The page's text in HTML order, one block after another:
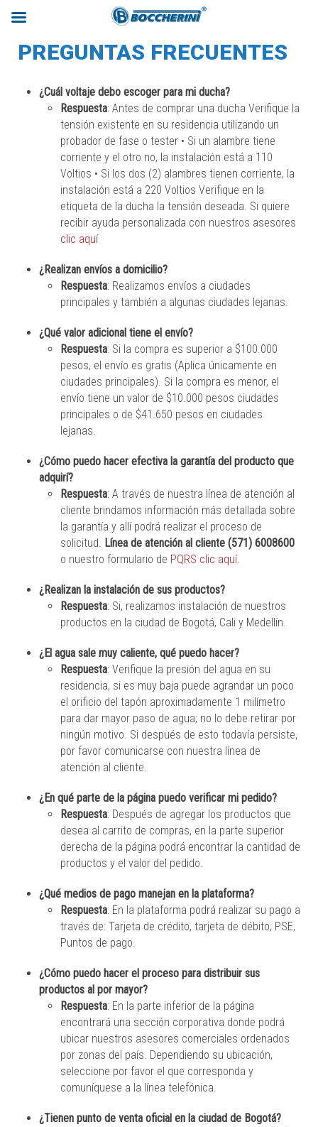
PREGUNTAS FRECUENTES
¿Cuál voltaje debo escoger para mi ducha?
Respuesta: Antes de comprar una ducha Verifique la
tensión existente en su residencia utilizando un
probador de fase o tester • Si un alambre tiene
corriente y el otro no, la instalación está a 110
Voltios • Si los dos (2) alambres tienen corriente, la
instalación está a 220 Voltios Verifique en la
etiqueta de la ducha la tensión deseada. Si quiere
recibir ayuda personalizada con nuestros asesores
clic aquí
¿Realizan envíos a domicilio?
Respuesta: Realizamos envíos a ciudades
principales y también a algunas ciudades lejanas.
¿Qué valor adicional tiene el envío?
Respuesta: Si la compra es superior a $100.000
pesos, el envío es gratis (Aplica únicamente en
ciudades principales). Si la compra es menor, el
envío tiene un valor de $10.000 pesos ciudades
principales o de $41.650 pesos en ciudades
lejanas.
¿Cómo puedo hacer efectiva la garantía del producto que
adquirí?
Respuesta: A través de nuestra línea de atención al
cliente brindamos información más detallada sobre
la garantía y allí podrá realizar el proceso de
solicitud. Línea de atención al cliente (571) 6008600
o nuestro formulario de PQRS clic aquí.
¿Realizan la instalación de sus productos?
Respuesta: Si, realizamos instalación de nuestros
productos en la ciudad de Bogotá, Cali y Medellín.
¿El agua sale muy caliente, qué puedo hacer?
Respuesta: Verifique la presión del agua en su
residencia, si es muy baja puede agrandar un poco
el orificio del tapón aproximadamente 1 milímetro
para dar mayor paso de agua; no lo debe retirar por
ningún motivo. Si después de esto todavía persiste,
por favor comunicarse con nuestra línea de
atención al cliente.
¿En qué parte de la página puedo verificar mi pedido?
Respuesta: Después de agregar los productos que
desea al carrito de compras, en la parte superior
derecha de la página podrá encontrar la cantidad de
productos y el valor del pedido.
¿Qué medios de pago manejan en la plataforma?
Respuesta: En la plataforma podrá realizar su pago a
través de: Tarjeta de crédito, tarjeta de débito, PSE,
Puntos de pago.
¿Cómo puedo hacer el proceso para distribuir sus
productos al por mayor?
Respuesta: En la parte inferior de la página
encontrará una sección corporativa donde podrá
ubicar nuestros asesores comerciales ordenados
por zonas del país. Dependiendo su ubicación,
seleccione por favor el que corresponda y
comuníquese a la línea telefónica.
¿Tienen punto de venta oficial en la ciudad de Bogotá?